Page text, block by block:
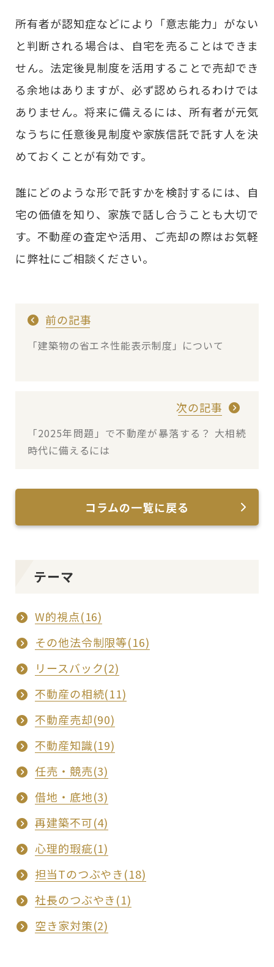
所有者が認知症などにより「意志能力」がない
と判断される場合は、自宅を売ることはできま
せん。法定後見制度を活用することで売却でき
る余地はありますが、必ず認められるわけでは
ありません。将来に備えるには、所有者が元気
なうちに任意後見制度や家族信託で託す人を決
めておくことが有効です。
誰にどのような形で託すかを検討するには、自
宅の価値を知り、家族で話し合うことも大切で
す。不動産の査定や活用、ご売却の際はお気軽
に弊社にご相談ください。
前の記事
「建築物の省エネ性能表示制度」について
次の記事
「2025年問題」で不動産が暴落する？ 大相続
時代に備えるには
コラムの一覧に戻る
テーマ
W的視点(16)
その他法令制限等(16)
リースバック(2)
不動産の相続(11)
不動産売却(90)
不動産知識(19)
任売・競売(3)
借地・底地(3)
再建築不可(4)
心理的瑕疵(1)
担当Tのつぶやき(18)
社長のつぶやき(1)
空き家対策(2)